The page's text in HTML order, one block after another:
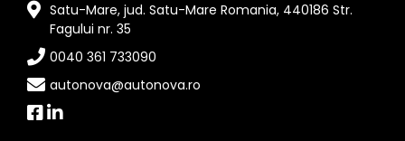
Satu-Mare, jud. Satu-Mare Romania, 440186 Str.
Fagului nr. 35
0040 361 733090
autonova@autonova.ro